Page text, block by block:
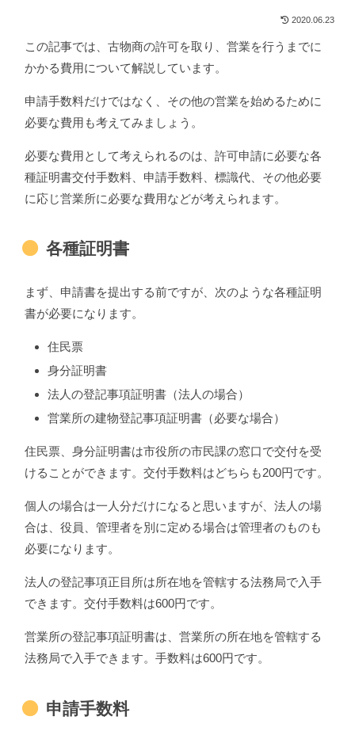
2020.06.23
この記事では、古物商の許可を取り、営業を行うまでに
かかる費用について解説しています。
申請手数料だけではなく、その他の営業を始めるために
必要な費用も考えてみましょう。
必要な費用として考えられるのは、許可申請に必要な各
種証明書交付手数料、申請手数料、標識代、その他必要
に応じ営業所に必要な費用などが考えられます。
各種証明書
まず、申請書を提出する前ですが、次のような各種証明
書が必要になります。
住民票
身分証明書
法人の登記事項証明書（法人の場合）
営業所の建物登記事項証明書（必要な場合）
住民票、身分証明書は市役所の市民課の窓口で交付を受
けることができます。交付手数料はどちらも200円です。
個人の場合は一人分だけになると思いますが、法人の場
合は、役員、管理者を別に定める場合は管理者のものも
必要になります。
法人の登記事項正目所は所在地を管轄する法務局で入手
できます。交付手数料は600円です。
営業所の登記事項証明書は、営業所の所在地を管轄する
法務局で入手できます。手数料は600円です。
申請手数料